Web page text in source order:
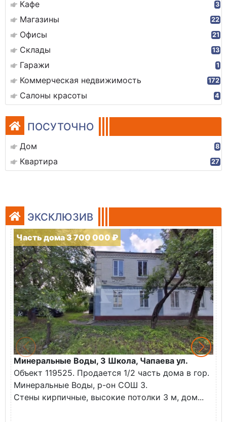
Кафе 3
Магазины 22
Офисы 21
Склады 13
Гаражи 1
Коммерческая недвижимость 172
Салоны красоты 4
ПОСУТОЧНО
Дом 8
Квартира 27
ЭКСКЛЮЗИВ
Часть дома 3 700 000 ₽
Минеральные Воды, 3 Школа, Чапаева ул.
Объект 119525. Продается 1/2 часть дома в гор.
Минеральные Воды, р-он СОШ 3.
Стены кирпичные, высокие потолки 3 м, дом...